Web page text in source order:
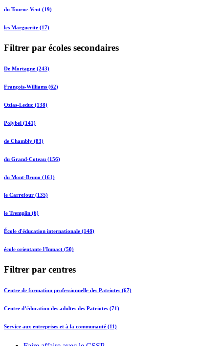
du Tourne-Vent (19)
les Marguerite (17)
Filtrer par écoles secondaires
De Mortagne (243)
François-Williams (62)
Ozias-Leduc (138)
Polybel (141)
de Chambly (83)
du Grand-Coteau (156)
du Mont-Bruno (161)
le Carrefour (135)
le Tremplin (6)
École d'éducation internationale (148)
école orientante l'Impact (50)
Filtrer par centres
Centre de formation professionnelle des Patriotes (67)
Centre d’éducation des adultes des Patriotes (71)
Service aux entreprises et à la communauté (11)